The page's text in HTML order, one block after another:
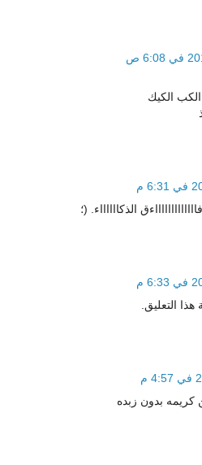
الكيك
الذكااااااء. (؛
التعليق.
بدون زبده